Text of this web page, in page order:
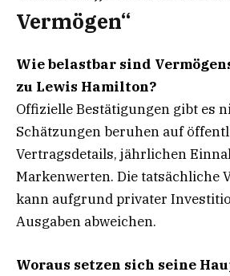
Vermögen“
Wie belastbar sind
zu Lewis Hamilton?
Offizielle Bestätigungen gibt es
Schätzungen beruhen auf
Vertragsdetails, jährlichen
Markenwerten. Die tatsächliche
kann aufgrund privater
Ausgaben abweichen.
Woraus setzen sich seine